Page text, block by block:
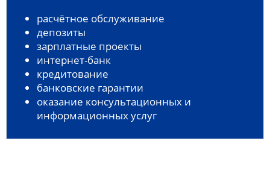
расчётное обслуживание
депозиты
зарплатные проекты
интернет-банк
кредитование
банковские гарантии
оказание консультационных и
информационных услуг